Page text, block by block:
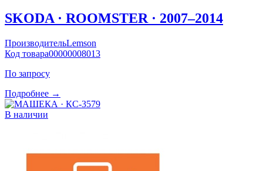
SKODA · ROOMSTER · 2007–2014
ПроизводительLemson
Код товара00000008013
По запросу
Подробнее →
В наличии